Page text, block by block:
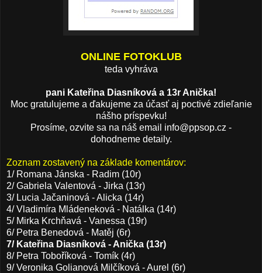
ONLINE FOTOKLUB
teda vyhráva
pani Kateřina Diasníková a 13r Anička!
Moc gratulujeme a ďakujeme za účasť aj poctivé zdieľanie
nášho príspevku!
Prosíme, ozvite sa na náš email info@ppsop.cz -
dohodneme detaily.
Zoznam zostavený na základe komentárov:
1/ Romana Jánska - Radim (10r)
2/ Gabriela Valentová - Jirka (13r)
3/ Lucia Jačaninová - Alicka (14r)
4/ Vladimíra Mládeneková - Natálka (14r)
5/ Mirka Krchňavá - Vanessa (19r)
6/ Petra Benedová - Matěj (6r)
7/ Kateřina Diasníková - Anička (13r)
8/ Petra Toboříková - Tomík (4r)
9/ Veronika Golianová Milčíková - Aurel (6r)